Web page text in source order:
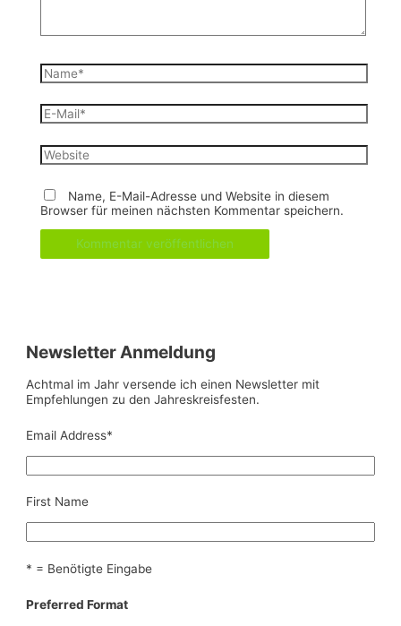
Name*
E-
Mail*
Website
Name, E-Mail-Adresse und Website in diesem
Browser für meinen nächsten Kommentar speichern.
Newsletter Anmeldung
Achtmal im Jahr versende ich einen Newsletter mit
Empfehlungen zu den Jahreskreisfesten.
Email Address*
First Name
* = Benötigte Eingabe
Preferred Format